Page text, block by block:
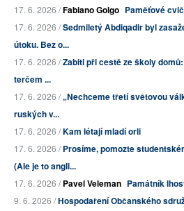
17. 6. 2026 /Fabiano Golgo Paměťové
17. 6. 2026 /Sedmiletý Abdiqadir byl
útoku. Bez o...
17. 6. 2026 /Zabiti při cestě ze školy
terčem ...
17. 6. 2026 /„Nechceme třetí světovou
ruských v...
17. 6. 2026 /Kam létají mladí orli
17. 6. 2026 /Prosíme, pomozte
(Ale je to angli...
17. 6. 2026 /Pavel Veleman Památník
9. 6. 2026 /Hospodaření Občanského